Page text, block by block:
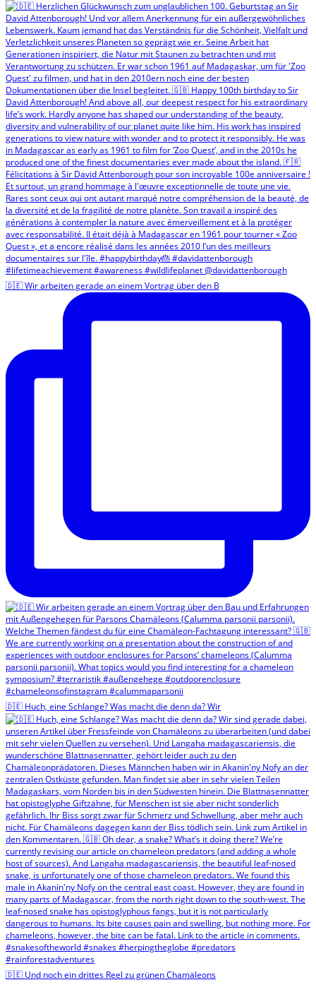
🇩🇪 Wir arbeiten gerade an einem Vortrag über den B
🇩🇪 Huch, eine Schlange? Was macht die denn da? Wir
🇩🇪 Und noch ein drittes Reel zu grünen Chamäleons